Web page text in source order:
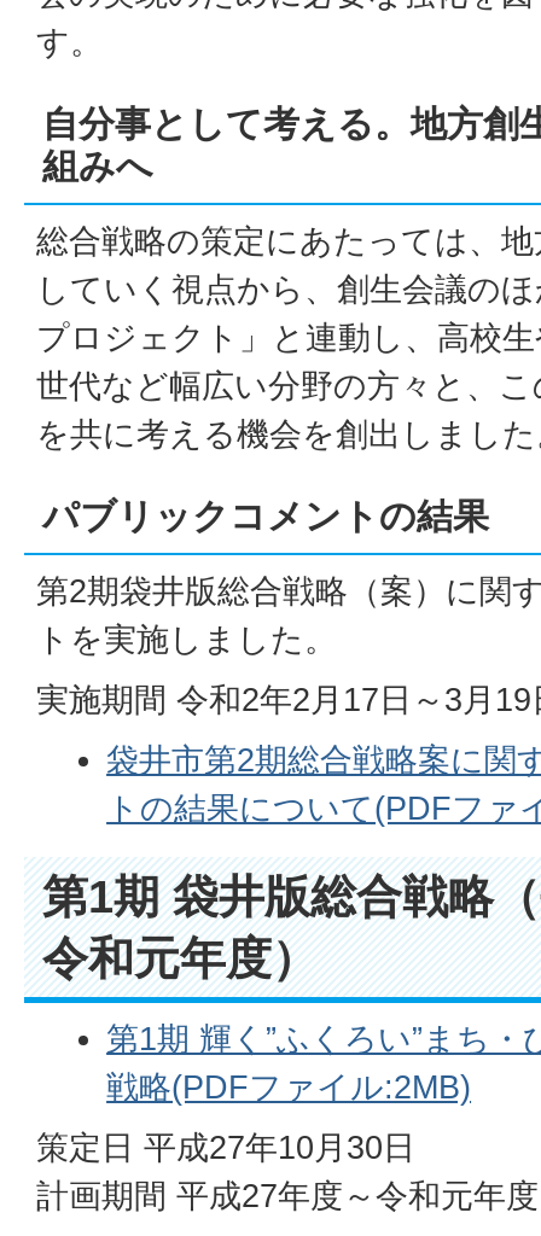
す。
自分事として考える。地方創
組みへ
総合戦略の策定にあたっては、
していく視点から、創生会議の
プロジェクト」と連動し、高校
世代など幅広い分野の方々と、
を共に考える機会を創出しまし
パブリックコメントの結果
第2期袋井版総合戦略（案）に関
トを実施しました。
実施期間 令和2年2月17日～3月19
袋井市第2期総合戦略案に関
トの結果について(PDFファ
第1期 袋井版総合戦略
令和元年度）
第1期 輝く”ふくろい”まち
戦略(PDFファイル:2MB)
策定日 平成27年10月30日
計画期間 平成27年度～令和元年